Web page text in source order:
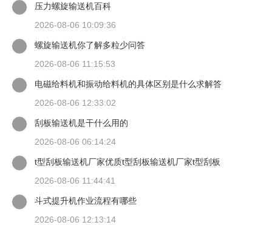
压力螺旋输送机百科
2026-08-06 10:09:36
螺旋输送机你了解多粒少问答
2026-08-06 11:15:53
电磁给料机和振动给料机的具体区别是什么求解答
2026-08-06 12:33:02
刮板输送机是干什么用的
2026-08-06 06:14:24
t型刮板输送机厂家优质t型刮板输送机厂家t型刮板
2026-08-06 11:44:41
斗式提升机作业流程有哪些
2026-08-06 12:13:14